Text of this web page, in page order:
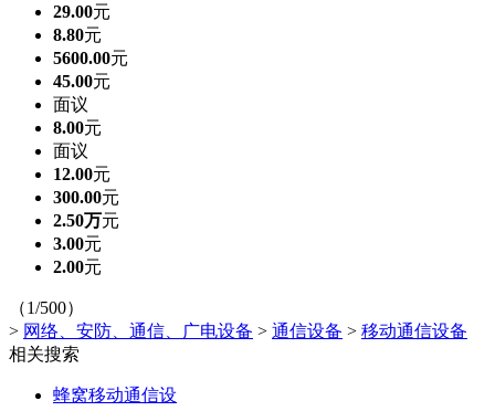
29.00元
8.80元
5600.00元
45.00元
面议
8.00元
面议
12.00元
300.00元
2.50万元
3.00元
2.00元
（1/500）
> 网络、安防、通信、广电设备 > 通信设备 > 移动通信设备
相关搜索
蜂窝移动通信设